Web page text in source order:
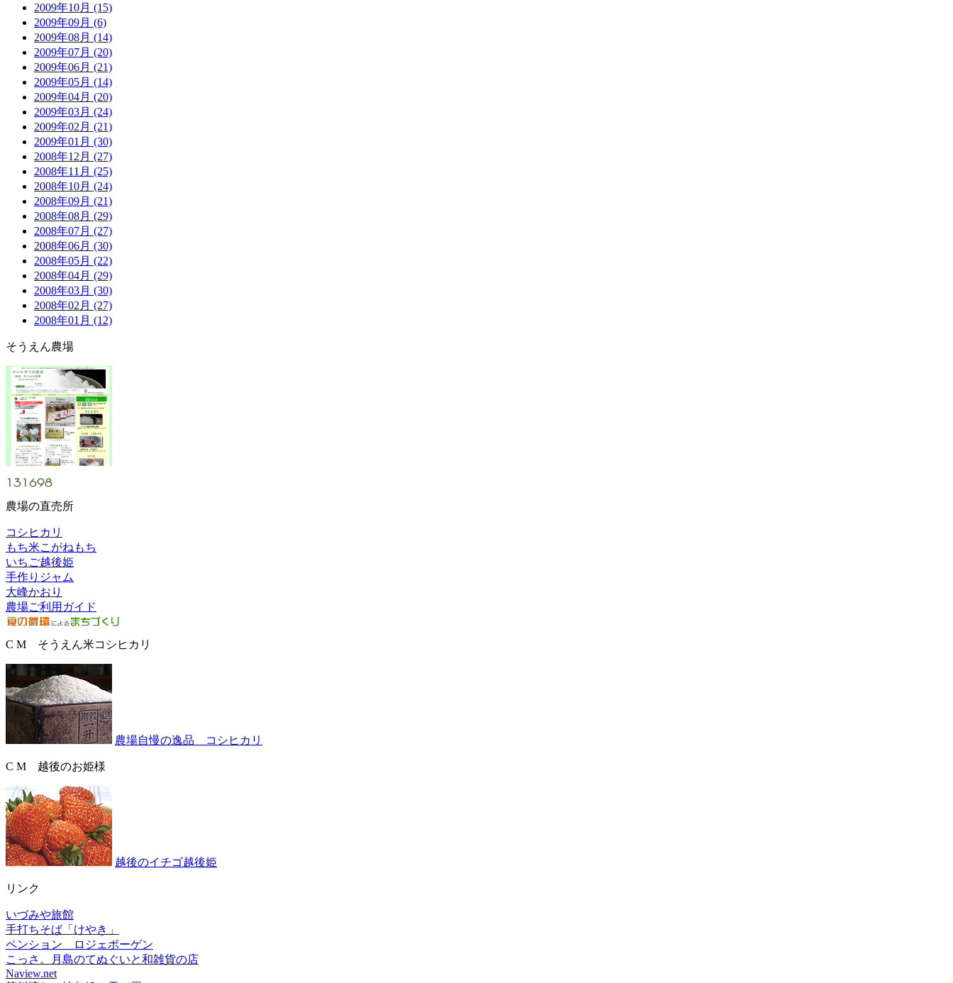
2009年10月 (15)
2009年09月 (6)
2009年08月 (14)
2009年07月 (20)
2009年06月 (21)
2009年05月 (14)
2009年04月 (20)
2009年03月 (24)
2009年02月 (21)
2009年01月 (30)
2008年12月 (27)
2008年11月 (25)
2008年10月 (24)
2008年09月 (21)
2008年08月 (29)
2008年07月 (27)
2008年06月 (30)
2008年05月 (22)
2008年04月 (29)
2008年03月 (30)
2008年02月 (27)
2008年01月 (12)
そうえん農場
農場の直売所
コシヒカリ
もち米こがねもち
いちご越後姫
手作りジャム
大峰かおり
農場ご利用ガイド
C M そうえん米コシヒカリ
農場自慢の逸品 コシヒカリ
C M 越後のお姫様
越後のイチゴ越後姫
リンク
いづみや旅館
手打ちそば「けやき」
ペンション ロジェボーゲン
こっさ。月島のてぬぐいと和雑貨の店
Naview.net